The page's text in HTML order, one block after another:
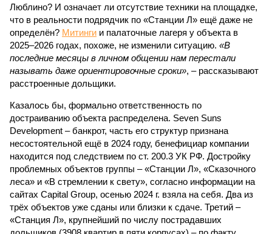
Люблино? И означает ли отсутствие техники на площадке,
что в реальности подрядчик по «Станции Л» ещё даже не
определён? Митинги и палаточные лагеря у объекта в
2025–2026 годах, похоже, не изменили ситуацию. «В
последние месяцы в личном общении нам перестали
называть даже ориентировочные сроки», – рассказывают
расстроенные дольщики.
Казалось бы, формально ответственность по
достраиванию объекта распределена. Seven Suns
Development – банкрот, часть его структур признана
несостоятельной ещё в 2024 году, бенефициар компании
находится под следствием по ст. 200.3 УК РФ. Достройку
проблемных объектов группы – «Станции Л», «Сказочного
леса» и «В стремлении к свету», согласно информации на
сайтах Capital Group, осенью 2024 г. взяла на себя. Два из
трёх объектов уже сданы или близки к сдаче. Третий –
«Станция Л», крупнейший по числу пострадавших